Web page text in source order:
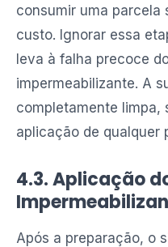
consumir uma
custo. Ignorar essa
leva à falha precoce
impermeabilizante. A
completamente limpa,
aplicação de qualquer
4.3. Aplicação
Após a preparação, o